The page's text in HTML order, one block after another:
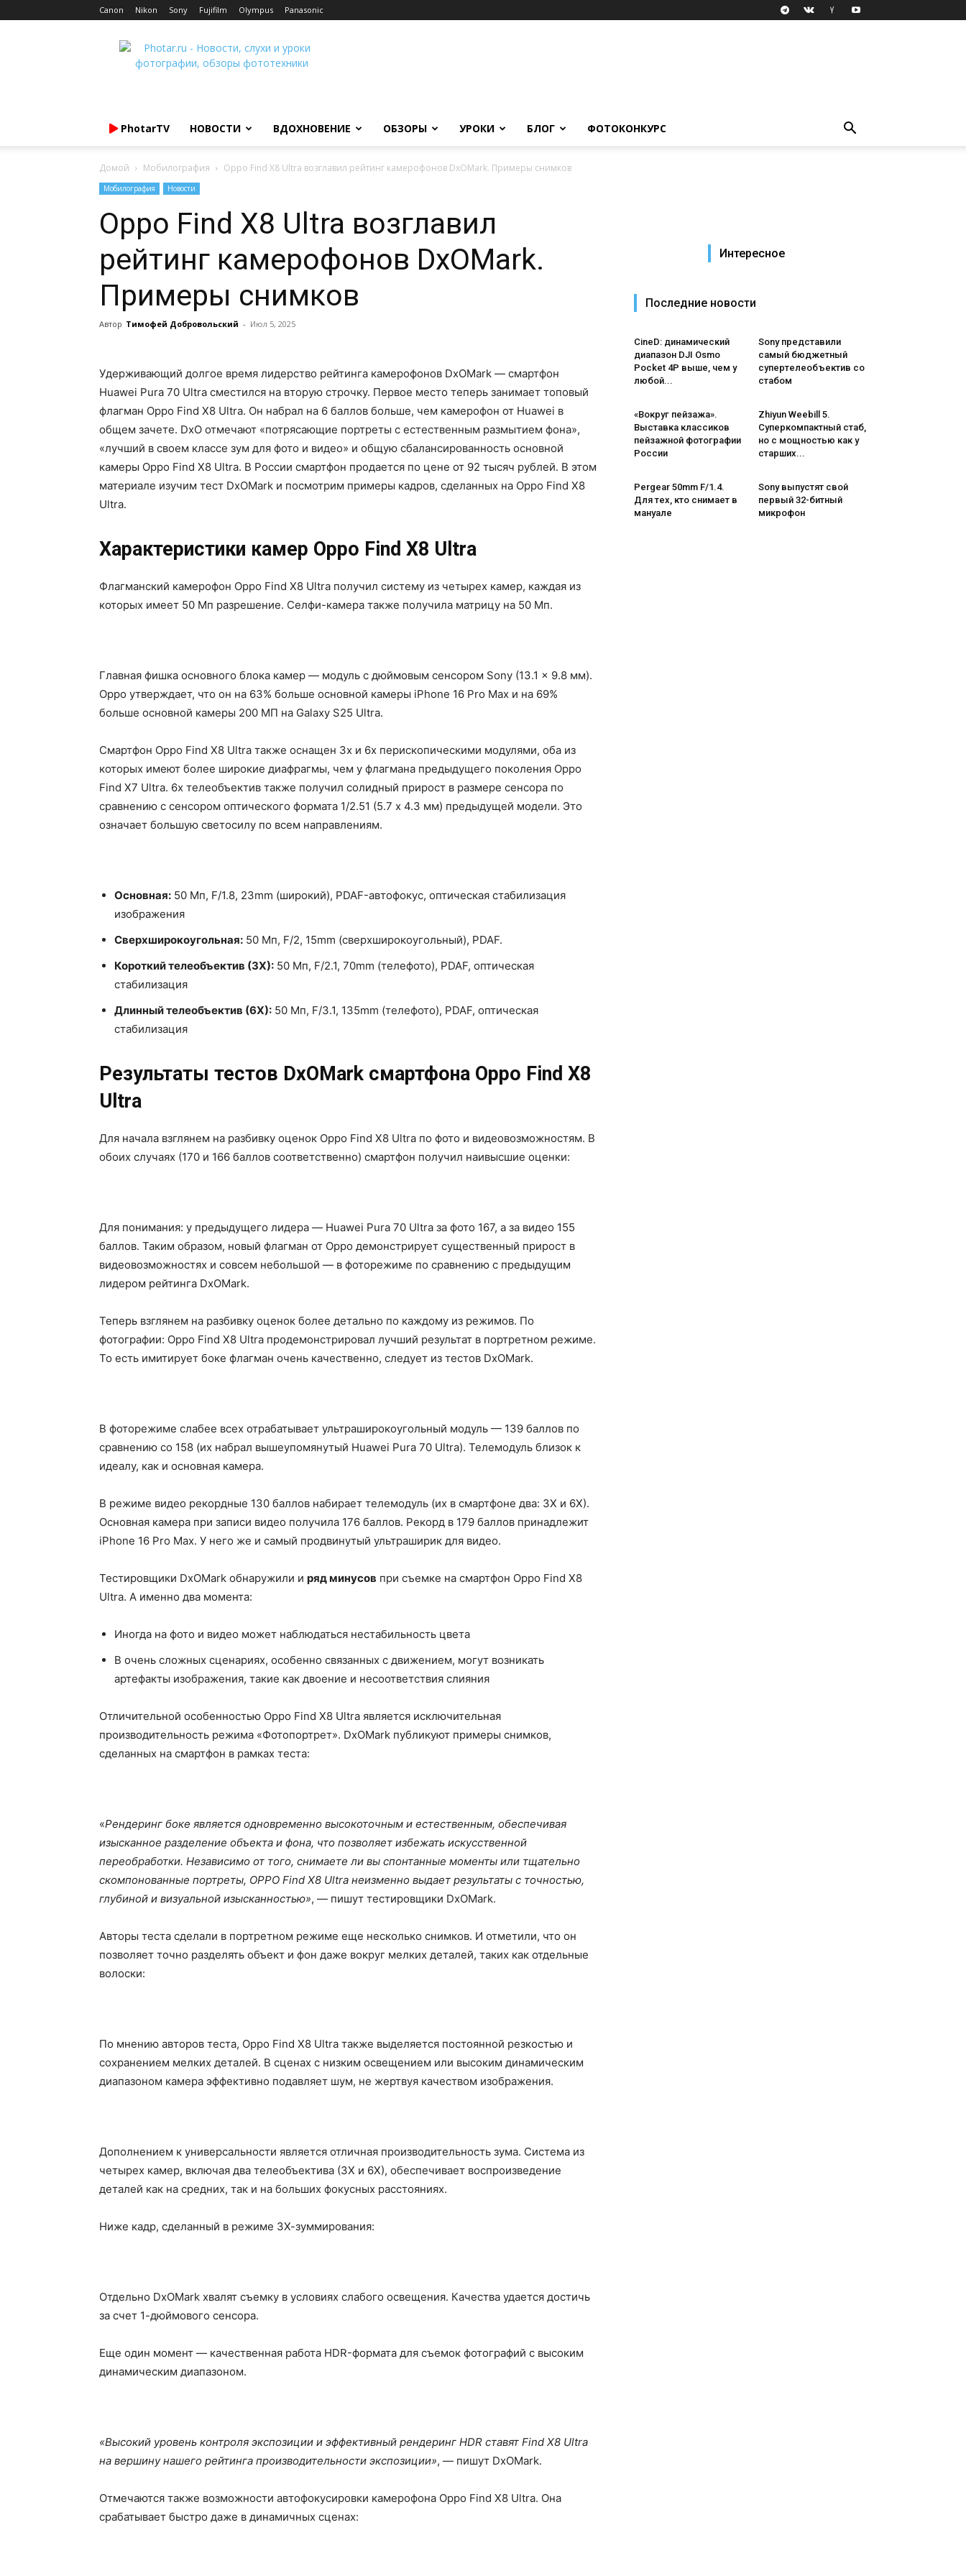
Canon Nikon Sony Fujifilm Olympus Panasonic
Photar.ru
PhotarTV НОВОСТИ ВДОХНОВЕНИЕ ОБЗОРЫ УРОКИ БЛОГ ФОТОКОНКУРС
Домой Мобилография Oppo Find X8 Ultra возглавил рейтинг камерофонов DxOMark. Примеры снимков
Мобилография Новости
Oppo Find X8 Ultra возглавил
рейтинг камерофонов DxOMark.
Примеры снимков
Автор Тимофей Добровольский - Июл 5, 2025
Удерживающий долгое время лидерство рейтинга камерофонов DxOMark — смартфон
Huawei Pura 70 Ultra сместился на вторую строчку. Первое место теперь занимает топовый
флагман Oppo Find X8 Ultra. Он набрал на 6 баллов больше, чем камерофон от Huawei в
общем зачете. DxO отмечают «потрясающие портреты с естественным размытием фона»,
«лучший в своем классе зум для фото и видео» и общую сбалансированность основной
камеры Oppo Find X8 Ultra. В России смартфон продается по цене от 92 тысяч рублей. В этом
материале изучим тест DxOMark и посмотрим примеры кадров, сделанных на Oppo Find X8
Ultra.
Характеристики камер Oppo Find X8 Ultra
Флагманский камерофон Oppo Find X8 Ultra получил систему из четырех камер, каждая из
которых имеет 50 Мп разрешение. Селфи-камера также получила матрицу на 50 Мп.
Главная фишка основного блока камер — модуль с дюймовым сенсором Sony (13.1 x 9.8 мм).
Oppo утверждает, что он на 63% больше основной камеры iPhone 16 Pro Max и на 69%
больше основной камеры 200 МП на Galaxy S25 Ultra.
Смартфон Oppo Find X8 Ultra также оснащен 3x и 6x перископическими модулями, оба из
которых имеют более широкие диафрагмы, чем у флагмана предыдущего поколения Oppo
Find X7 Ultra. 6x телеобъектив также получил солидный прирост в размере сенсора по
сравнению с сенсором оптического формата 1/2.51 (5.7 x 4.3 мм) предыдущей модели. Это
означает большую светосилу по всем направлениям.
Основная: 50 Мп, F/1.8, 23mm (широкий), PDAF-автофокус, оптическая стабилизация
изображения
Сверхширокоугольная: 50 Мп, F/2, 15mm (сверхширокоугольный), PDAF.
Короткий телеобъектив (3Х): 50 Мп, F/2.1, 70mm (телефото), PDAF, оптическая
стабилизация
Длинный телеобъектив (6Х): 50 Мп, F/3.1, 135mm (телефото), PDAF, оптическая
стабилизация
Результаты тестов DxOMark смартфона Oppo Find X8
Ultra
Для начала взглянем на разбивку оценок Oppo Find X8 Ultra по фото и видеовозможностям. В
обоих случаях (170 и 166 баллов соответственно) смартфон получил наивысшие оценки:
Для понимания: у предыдущего лидера — Huawei Pura 70 Ultra за фото 167, а за видео 155
баллов. Таким образом, новый флагман от Oppo демонстрирует существенный прирост в
видеовозможностях и совсем небольшой — в фоторежиме по сравнению с предыдущим
лидером рейтинга DxOMark.
Теперь взглянем на разбивку оценок более детально по каждому из режимов. По
фотографии: Oppo Find X8 Ultra продемонстрировал лучший результат в портретном режиме.
То есть имитирует боке флагман очень качественно, следует из тестов DxOMark.
В фоторежиме слабее всех отрабатывает ультраширокоугольный модуль — 139 баллов по
сравнению со 158 (их набрал вышеупомянутый Huawei Pura 70 Ultra). Телемодуль близок к
идеалу, как и основная камера.
В режиме видео рекордные 130 баллов набирает телемодуль (их в смартфоне два: 3Х и 6Х).
Основная камера при записи видео получила 176 баллов. Рекорд в 179 баллов принадлежит
iPhone 16 Pro Max. У него же и самый продвинутый ультраширик для видео.
Тестировщики DxOMark обнаружили и ряд минусов при съемке на смартфон Oppo Find X8
Ultra. А именно два момента:
Иногда на фото и видео может наблюдаться нестабильность цвета
В очень сложных сценариях, особенно связанных с движением, могут возникать
артефакты изображения, такие как двоение и несоответствия слияния
Отличительной особенностью Oppo Find X8 Ultra является исключительная
производительность режима «Фотопортрет». DxOMark публикуют примеры снимков,
сделанных на смартфон в рамках теста:
«Рендеринг боке является одновременно высокоточным и естественным, обеспечивая
изысканное разделение объекта и фона, что позволяет избежать искусственной
переобработки. Независимо от того, снимаете ли вы спонтанные моменты или тщательно
скомпонованные портреты, OPPO Find X8 Ultra неизменно выдает результаты с точностью,
глубиной и визуальной изысканностью», — пишут тестировщики DxOMark.
Авторы теста сделали в портретном режиме еще несколько снимков. И отметили, что он
позволяет точно разделять объект и фон даже вокруг мелких деталей, таких как отдельные
волоски:
По мнению авторов теста, Oppo Find X8 Ultra также выделяется постоянной резкостью и
сохранением мелких деталей. В сценах с низким освещением или высоким динамическим
диапазоном камера эффективно подавляет шум, не жертвуя качеством изображения.
Дополнением к универсальности является отличная производительность зума. Система из
четырех камер, включая два телеобъектива (3Х и 6Х), обеспечивает воспроизведение
деталей как на средних, так и на больших фокусных расстояниях.
Ниже кадр, сделанный в режиме 3Х-зуммирования:
Отдельно DxOMark хвалят съемку в условиях слабого освещения. Качества удается достичь
за счет 1-дюймового сенсора.
Еще один момент — качественная работа HDR-формата для съемок фотографий с высоким
динамическим диапазоном.
«Высокий уровень контроля экспозиции и эффективный рендеринг HDR ставят Find X8 Ultra
на вершину нашего рейтинга производительности экспозиции», — пишут DxOMark.
Отмечаются также возможности автофокусировки камерофона Oppo Find X8 Ultra. Она
срабатывает быстро даже в динамичных сценах:
Интересное
Последние новости
CineD: динамический
диапазон DJI Osmo
Pocket 4P выше, чем у
любой...
Sony представили
самый бюджетный
супертелеобъектив со
стабом
«Вокруг пейзажа».
Выставка классиков
пейзажной фотографии
России
Zhiyun Weebill 5.
Cуперкомпактный стаб,
но с мощностью как у
старших...
Pergear 50mm F/1.4.
Для тех, кто снимает в
мануале
Sony выпустят свой
первый 32-битный
микрофон